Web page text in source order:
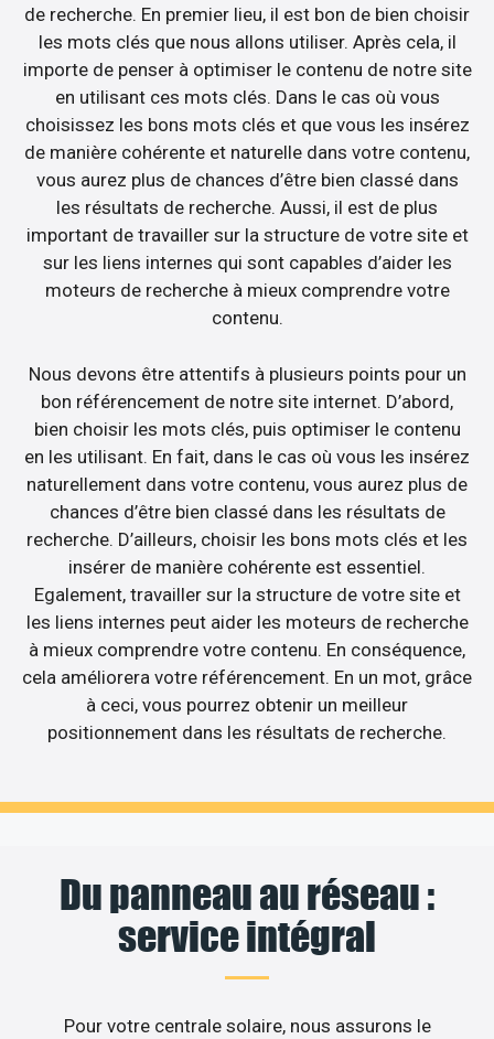
de recherche. En premier lieu, il est bon de bien choisir
les mots clés que nous allons utiliser. Après cela, il
importe de penser à optimiser le contenu de notre site
en utilisant ces mots clés. Dans le cas où vous
choisissez les bons mots clés et que vous les insérez
de manière cohérente et naturelle dans votre contenu,
vous aurez plus de chances d’être bien classé dans
les résultats de recherche. Aussi, il est de plus
important de travailler sur la structure de votre site et
sur les liens internes qui sont capables d’aider les
moteurs de recherche à mieux comprendre votre
contenu.
Nous devons être attentifs à plusieurs points pour un
bon référencement de notre site internet. D’abord,
bien choisir les mots clés, puis optimiser le contenu
en les utilisant. En fait, dans le cas où vous les insérez
naturellement dans votre contenu, vous aurez plus de
chances d’être bien classé dans les résultats de
recherche. D’ailleurs, choisir les bons mots clés et les
insérer de manière cohérente est essentiel.
Egalement, travailler sur la structure de votre site et
les liens internes peut aider les moteurs de recherche
à mieux comprendre votre contenu. En conséquence,
cela améliorera votre référencement. En un mot, grâce
à ceci, vous pourrez obtenir un meilleur
positionnement dans les résultats de recherche.
Du panneau au réseau :
service intégral
Pour votre centrale solaire, nous assurons le